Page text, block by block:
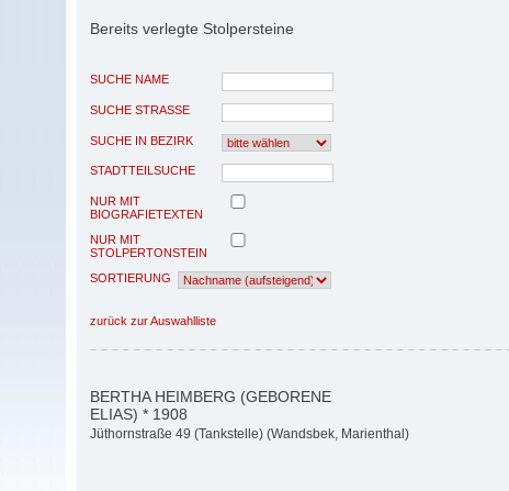
Bereits verlegte Stolpersteine
SUCHE NAME
SUCHE STRASSE
SUCHE IN BEZIRK
STADTTEILSUCHE
NUR MIT
BIOGRAFIETEXTEN
NUR MIT
STOLPERTONSTEIN
SORTIERUNG
zurück zur Auswahlliste
BERTHA HEIMBERG (GEBORENE
ELIAS) * 1908
Jüthornstraße 49 (Tankstelle) (Wandsbek, Marienthal)